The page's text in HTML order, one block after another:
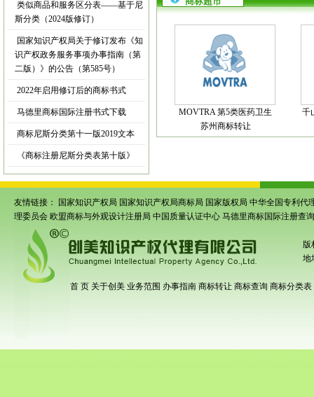
类似商品和服务区分表——基于尼
斯分类（2024版修订）
国家知识产权局关于修订发布《知
识产权政务服务事项办事指南（第
二版）》的公告（第585号）
2022年启用修订后的商标书式
马德里商标国际注册书式下载
商标尼斯分类第十一版2019文本
《商标注册尼斯分类表第十版》
MOVTRA 第5类医药卫生
苏州商标转让
千
友情链接： 国家知识产权局 国家知识产权局商标局 国家版权局 中华全国专利代
理委员会 欧盟商标与外观设计注册局 中国质量认证中心 马德里商标国际注册查询
版
地
首 页 关于创美 业务范围 办事指南 商标转让 商标查询 商标分类表